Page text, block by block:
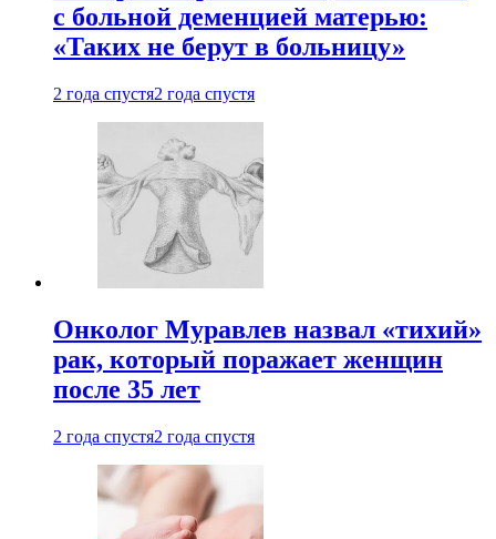
с больной деменцией матерью:
«Таких не берут в больницу»
2 года спустя2 года спустя
Онколог Муравлев назвал «тихий»
рак, который поражает женщин
после 35 лет
2 года спустя2 года спустя